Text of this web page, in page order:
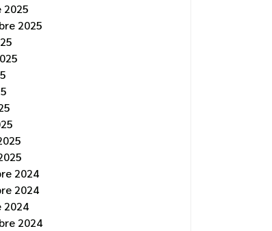
2025
2024
2024
2024
2024